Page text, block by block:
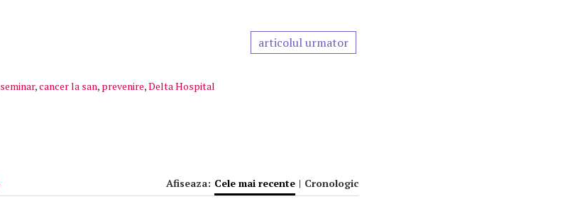
articolul urmator
seminar,cancer la san, prevenire,Delta Hospital
Afiseaza: Cele mai recente | Cronologic